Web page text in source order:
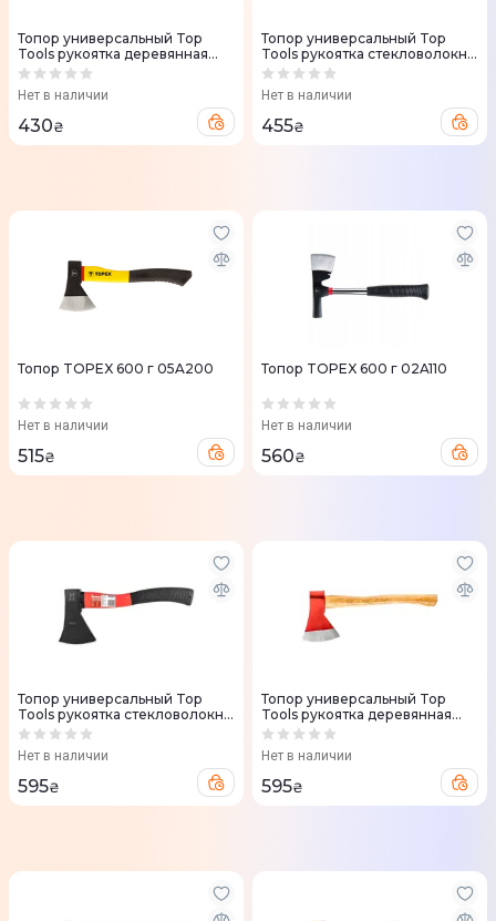
Топор универсальный Top
Tools рукоятка деревянная
38.5см 600г 600г
Нет в наличии
430₴
Топор универсальный Top
Tools рукоятка стекловолокно
37см 600г
Нет в наличии
455₴
Топор TOPEX 600 г 05A200
Нет в наличии
515₴
Топор TOPEX 600 г 02A110
Нет в наличии
560₴
Топор универсальный Top
Tools рукоятка стекловолокно
37см 800г
Нет в наличии
595₴
Топор универсальный Top
Tools рукоятка деревянная
46.5см 1000г
Нет в наличии
595₴